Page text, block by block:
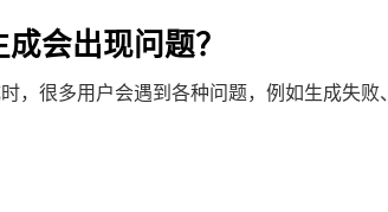
会出现问题？
，很多用户会遇到各种问题，例如生成失败